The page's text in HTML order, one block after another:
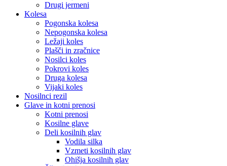
Drugi jermeni
Kolesa
Pogonska kolesa
Nepogonska kolesa
Ležaji koles
Plašči in zračnice
Nosilci koles
Pokrovi koles
Druga kolesa
Vijaki koles
Nosilnci rezil
Glave in kotni prenosi
Kotni prenosi
Kosilne glave
Deli kosilnih glav
Vodila silka
Vzmeti kosilnih glav
Ohišja kosilnih glav